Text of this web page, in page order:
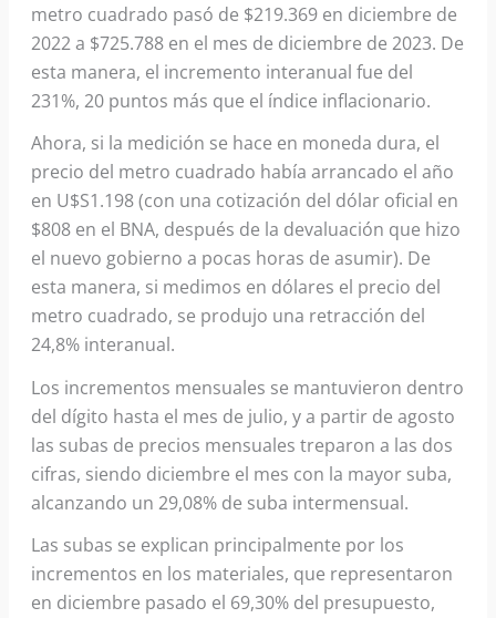
metro cuadrado pasó de $219.369 en diciembre de
2022 a $725.788 en el mes de diciembre de 2023. De
esta manera, el incremento interanual fue del
231%, 20 puntos más que el índice inflacionario.
Ahora, si la medición se hace en moneda dura, el
precio del metro cuadrado había arrancado el año
en U$S1.198 (con una cotización del dólar oficial en
$808 en el BNA, después de la devaluación que hizo
el nuevo gobierno a pocas horas de asumir). De
esta manera, si medimos en dólares el precio del
metro cuadrado, se produjo una retracción del
24,8% interanual.
Los incrementos mensuales se mantuvieron dentro
del dígito hasta el mes de julio, y a partir de agosto
las subas de precios mensuales treparon a las dos
cifras, siendo diciembre el mes con la mayor suba,
alcanzando un 29,08% de suba intermensual.
Las subas se explican principalmente por los
incrementos en los materiales, que representaron
en diciembre pasado el 69,30% del presupuesto,